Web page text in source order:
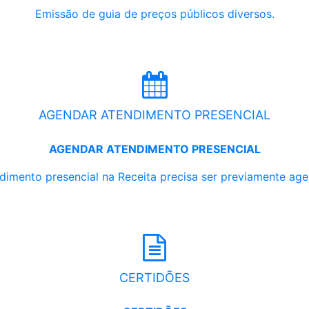
Emissão de guia de preços públicos diversos.
AGENDAR ATENDIMENTO PRESENCIAL
AGENDAR ATENDIMENTO PRESENCIAL
presencial na Receita precisa ser previamente
CERTIDÕES